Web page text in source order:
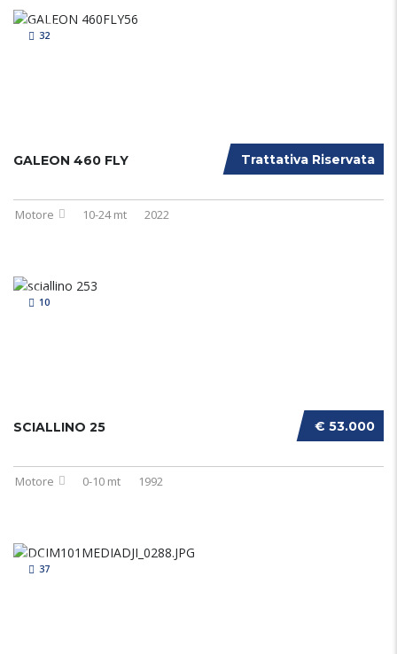
32
Trattativa Riservata
GALEON 460 FLY
Motore 10-24 mt 2022
10
€ 53.000
SCIALLINO 25
Motore 0-10 mt 1992
37